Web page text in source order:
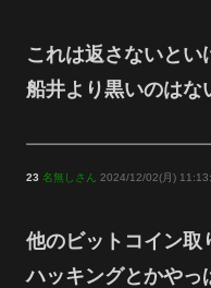
これは返さないと
船井より黒いのはな
23 名無しさん 2024/12/02(月)
他のビットコイン取
ハッキングとかやっ